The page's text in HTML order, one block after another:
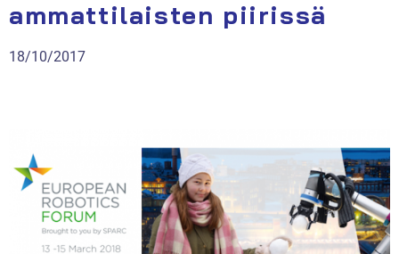
ammattilaisten piirissä
18/10/2017